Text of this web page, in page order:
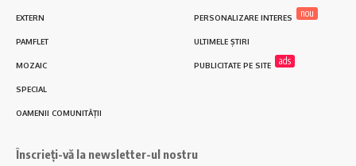
EXTERN
PAMFLET
MOZAIC
SPECIAL
OAMENII COMUNITĂȚII
PERSONALIZARE INTERES nou
ULTIMELE ȘTIRI
PUBLICITATE PE SITE ads
Înscrieți-vă la newsletter-ul nostru